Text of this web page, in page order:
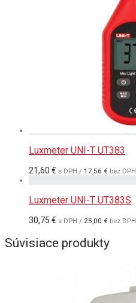
Luxmeter UNI-T UT383
21,60 € s DPH / 17,56 € bez DPH
Luxmeter UNI-T UT383S
30,75 € s DPH / 25,00 € bez DPH
Súvisiace produkty